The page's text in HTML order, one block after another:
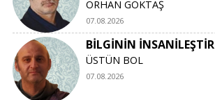
ORHAN GÖKTAŞ
07.08.2026
BİLGİNİN
ÜSTÜN BOL
07.08.2026